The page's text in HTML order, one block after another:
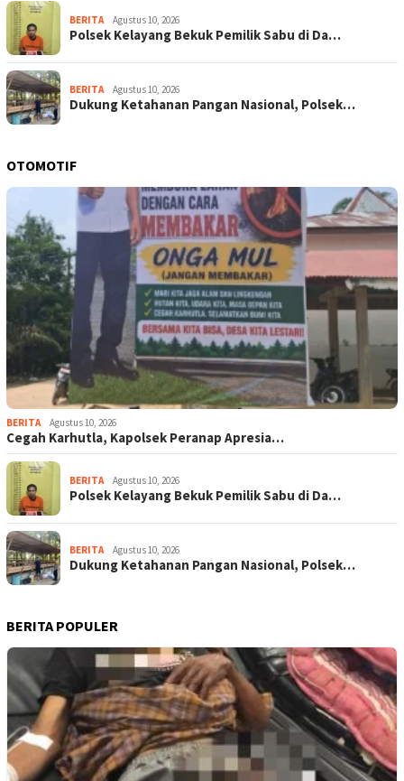
BERITA Agustus 10, 2026
Polsek Kelayang Bekuk Pemilik Sabu di Da…
BERITA Agustus 10, 2026
Dukung Ketahanan Pangan Nasional, Polsek…
OTOMOTIF
BERITA Agustus 10, 2026
Cegah Karhutla, Kapolsek Peranap Apresia…
BERITA Agustus 10, 2026
Polsek Kelayang Bekuk Pemilik Sabu di Da…
BERITA Agustus 10, 2026
Dukung Ketahanan Pangan Nasional, Polsek…
BERITA POPULER